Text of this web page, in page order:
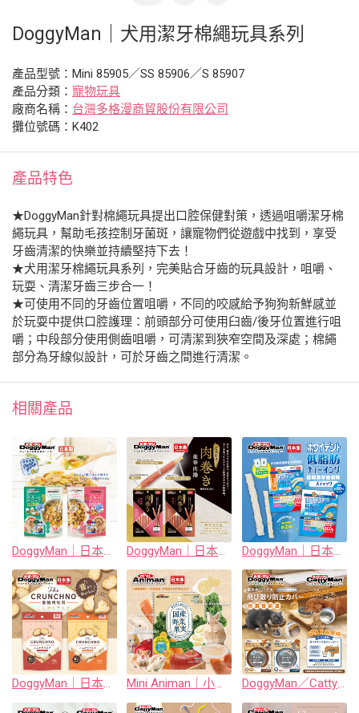
DoggyMan｜犬用潔牙棉繩玩具系列
產品型號：Mini 85905／SS 85906／S 85907
產品分類： 寵物玩具
廠商名稱： 台灣多格漫商貿股份有限公司
攤位號碼：K402
產品特色
★DoggyMan針對棉繩玩具提出口腔保健對策，透過咀嚼潔牙棉
繩玩具，幫助毛孩控制牙菌斑，讓寵物們從遊戲中找到，享受
牙齒清潔的快樂並持續堅持下去！
★犬用潔牙棉繩玩具系列，完美貼合牙齒的玩具設計，咀嚼、
玩耍、清潔牙齒三步合一！
★可使用不同的牙齒位置咀嚼，不同的咬感給予狗狗新鮮感並
於玩耍中提供口腔護理：前頭部分可使用臼齒/後牙位置進行咀
嚼；中段部分使用側齒咀嚼，可清潔到狹窄空間及深處；棉繩
部分為牙線似設計，可於牙齒之間進行清潔。
相關產品
DoggyMan｜日本製犬用穀麥脆系列 DoggyMan｜日本製犬用豪華肉捲系列 DoggyMan｜日本製犬用低脂潔牙咀嚼棒系列
DoggyMan｜日本製犬用香脆烤吐司系列 Mini Animan｜小動物用綜合蔬果果凍 DoggyMan／CattyMan｜犬貓用防濺餐碗罩